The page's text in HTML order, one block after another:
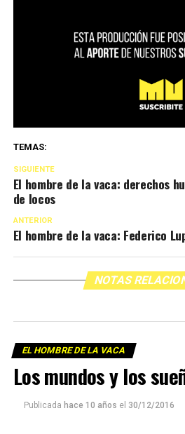
TEMAS:
SIGUIENTE
El hombre de la vaca: derechos
de locos
ANTERIOR
El hombre de la vaca: Federico
NOTAS
EL HOMBRE DE LA VACA
Los mundos y los
Publicada hace 10 años el 30/12/2016